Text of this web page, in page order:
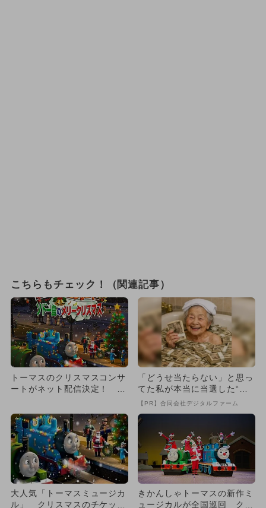
こちらもチェック！（関連記事）
トーマスのクリスマスコンサ
ートがネット配信決定！ 自
「どうせ当たらない」と思っ
てた私が本当に当選した“買
い方”がこれ
【PR】合同会社デジタルファーム
大人気「トーマスミュージカ
ル」 クリスマスのチケット
きかんしゃトーマスの新作ミ
ュージカルが全国巡回 クリ